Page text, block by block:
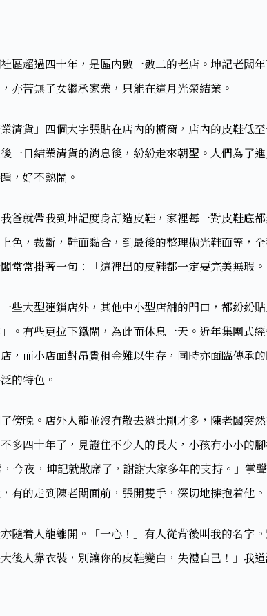
區超過四十年，是區內數一數二的老店。坤記老闆
亦苦無子女繼承家業，只能在這月光榮結業。​
清貨」四個大字張貼在店內的櫥窗，店內的皮鞋低
一日結業清貨的消息後，紛紛走來朝聖。人們為了
，好不熱鬧。​
爸就帶我到坤記度身訂造皮鞋，家裡每一對皮鞋底
色，裁斷，鞋面黏合，到最後的整理拋光鞋面等，
常常掛著一句：「這裡出的皮鞋都一定要完美無瑕。
些大型連鎖店外，其他中小型店舖的門口，都紛紛
。有些更拉下鐵閘，為此而休息一天。近年集團式
，而小店面對昂貴租金難以生存，同時亦面臨傳承
的特色。​
傍晚。店外人龍並沒有散去還比剛才多，陳老闆突
多四十年了，見證住不少人的長大，小孩有小小的
夜，坤記就散席了，謝謝大家多年的支持。」掌
有的走到陳老闆面前，張開雙手，深切地擁抱着他。​
隨着人龍離開。「一心！」有人從背後叫我的名字
後人靠衣裝，別讓你的皮鞋變白，失禮自己！」我